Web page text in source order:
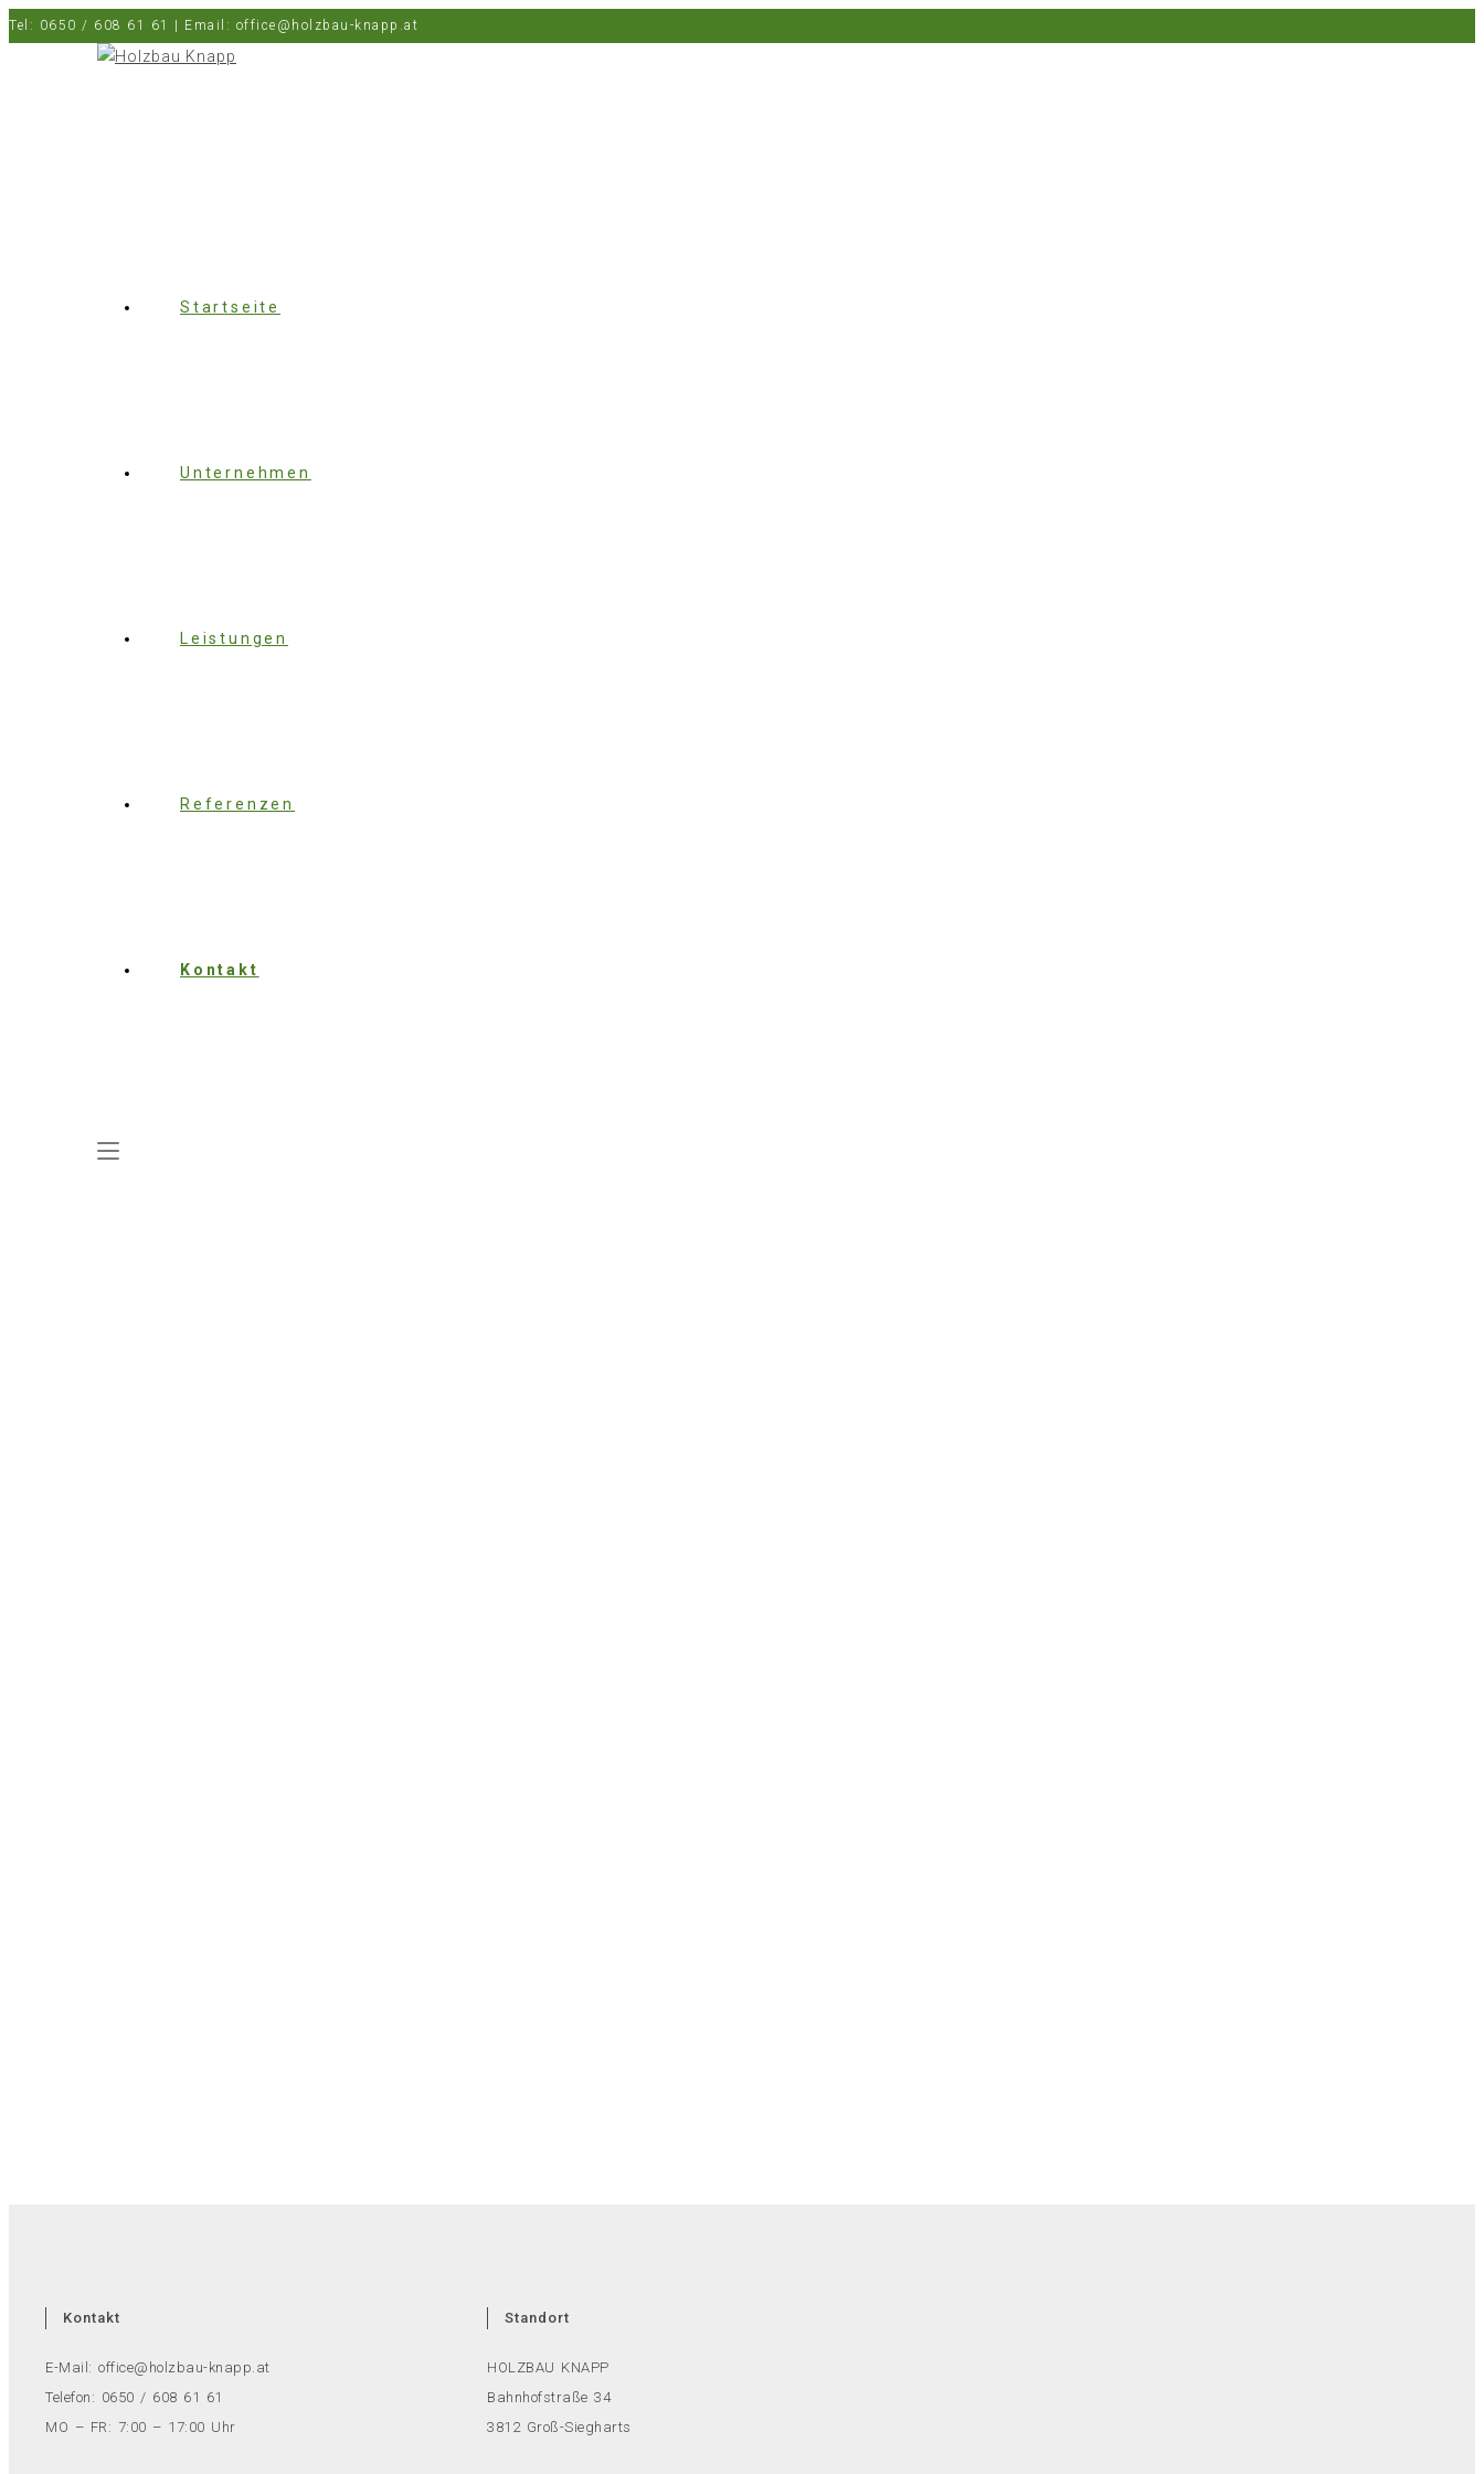
Tel: 0650 / 608 61 61 | Email: office@holzbau-knapp.at
Startseite
Unternehmen
Leistungen
Referenzen
Kontakt
Kontakt
E-Mail: office@holzbau-knapp.at
Telefon: 0650 / 608 61 61
MO – FR: 7:00 – 17:00 Uhr
Standort
HOLZBAU KNAPP
Bahnhofstraße 34
3812 Groß-Siegharts